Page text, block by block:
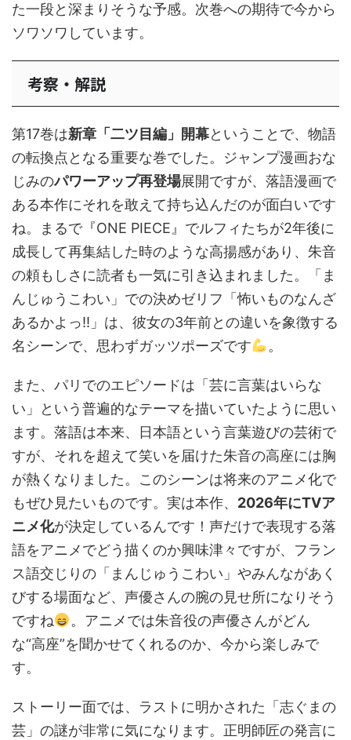
た一段と深まりそうな予感。次巻への期待で今から
ソワソワしています。
考察・解説
第17巻は新章「二ツ目編」開幕ということで、物語
の転換点となる重要な巻でした。ジャンプ漫画おな
じみのパワーアップ再登場展開ですが、落語漫画で
ある本作にそれを敢えて持ち込んだのが面白いです
ね。まるで『ONE PIECE』でルフィたちが2年後に
成長して再集結した時のような高揚感があり、朱音
の頼もしさに読者も一気に引き込まれました。「ま
んじゅうこわい」での決めゼリフ「怖いものなんざ
あるかよっ‼︎」は、彼女の3年前との違いを象徴する
名シーンで、思わずガッツポーズです
。
また、パリでのエピソードは「芸に言葉はいらな
い」という普遍的なテーマを描いていたように思い
ます。落語は本来、日本語という言葉遊びの芸術で
すが、それを超えて笑いを届けた朱音の高座には胸
が熱くなりました。このシーンは将来のアニメ化で
もぜひ見たいものです。実は本作、 2026年にTVア
ニメ化が決定しているんです！声だけで表現する落
語をアニメでどう描くのか興味津々ですが、フラン
ス語交じりの「まんじゅうこわい」やみんながあく
びする場面など、声優さんの腕の見せ所になりそう
ですね
。アニメでは朱音役の声優さんがどん
な“高座”を聞かせてくれるのか、今から楽しみで
す。
ストーリー面では、ラストに明かされた「志ぐまの
芸」の謎が非常に気になります。正明師匠の発言に